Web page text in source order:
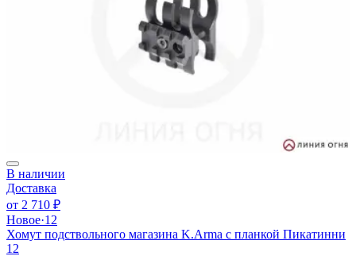
В наличии
Доставка
от 2 710 ₽
Новое·12
Хомут подствольного магазина K.Arma с планкой Пикатинни
12